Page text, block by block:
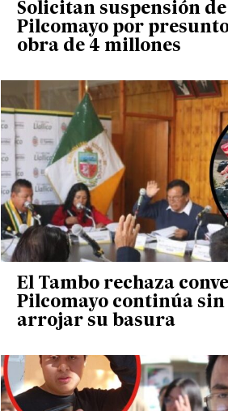
Solicitan suspensión
Pilcomayo por
obra de 4 millones
El Tambo rechaza
Pilcomayo continúa
arrojar su basura